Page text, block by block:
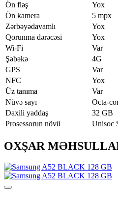
Ön fləş
Yox
Ön kamera
5 mpx
Zərbəyədavamlı
Yox
Qorunma dərəcəsi
Yox
Wi-Fi
Var
Şəbəkə
4G
GPS
Var
NFC
Yox
Üz tanıma
Var
Nüvə sayı
Octa-
Daxili yaddaş
32 GB
Prosessorun növü
Unisoc
OXŞAR